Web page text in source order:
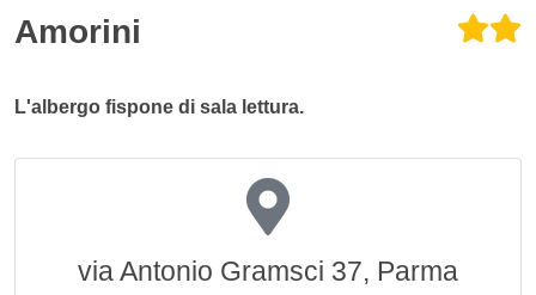
Amorini
L'albergo fispone di sala lettura.
via Antonio Gramsci 37, Parma